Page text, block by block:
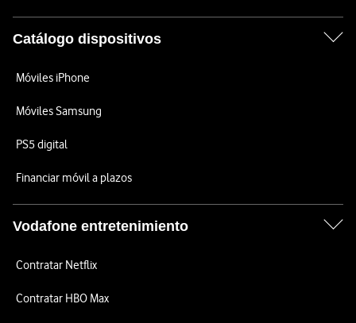
Catálogo dispositivos
Móviles iPhone
Móviles Samsung
PS5 digital
Financiar móvil a plazos
Vodafone entretenimiento
Contratar Netflix
Contratar HBO Max